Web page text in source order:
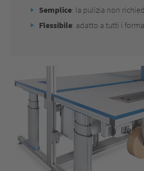
Semplice: la pulizia non
Flessibile: adatto a tutti i